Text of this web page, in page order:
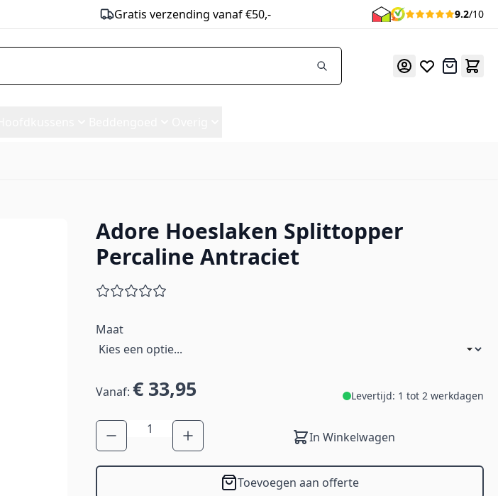
Gratis verzending vanaf €50,- 9.2/10
Offerte
Adore Hoeslaken Splittopper
Percaline Antraciet
Maat
Vanaf:€ 33,95 Levertijd: 1 tot 2 werkdagen
Aantal
In Winkelwagen
Toevoegen aan offerte